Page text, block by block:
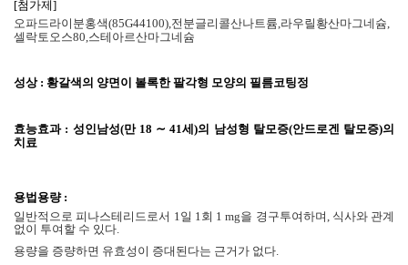
[첨가제]
오파드라이분홍색(85G44100), 전분글리콜산나트륨 라우릴황산마그네슘
셀락토오스80, 스테아르산마그네슘
성상: 황갈색의 양면이 볼록한 팔각형 모양의 필름코팅정
효능효과: 성인남성(만18 ∼ 41세)의 남성형 탈모증(안드로겐 탈모증)의
치료
용법용량:
일반적으로 피나스테리드로서 1 일 1 회 1 mg을 경구투여하며 식사와 관계
없이 투여할 수 있다
용량을 증량하면 유효성이 증대된다는 근거가 없다.